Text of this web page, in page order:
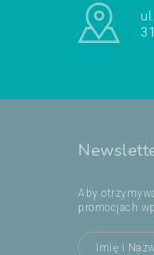
Aby
promocjach